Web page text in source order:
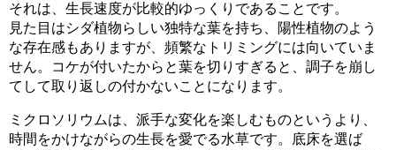
それは、生長速度が比較的ゆっくりであることです。
見た目はシダ植物らしい独特な葉を持ち、陽性植物のよう
な存在感もありますが、頻繁なトリミングには向いていま
せん。コケが付いたからと葉を切りすぎると、調子を崩し
てして取り返しの付かないことになります。
ミクロソリウムは、派手な変化を楽しむものというより、
時間をかけながらの生長を愛でる水草です。底床を選ば